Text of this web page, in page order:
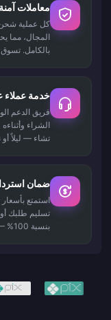
معاملات آمنة
كل عملية شحن
المجال، مما
بالكامل. تسوق بثقة
خدمة عملاء
فريق الدعم
الشراء
تشاء — ليلاً أو
ضمان
استمتع
تسليم طلبك
بنسبة 100% — أموالك محمية دائماً.